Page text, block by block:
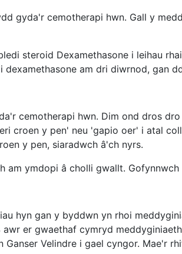
gyda'r cemotherapi hwn. Gall y
steroid Dexamethasone i leihau
am dri diwrnod, gan
cemotherapi hwn. Dim ond dros
croen y pen' neu 'gapio oer' i atal
y pen, siaradwch â'ch nyrs.
am ymdopi â cholli gwallt. Gofynnwch
hyn gan y byddwn yn rhoi
er gwaethaf cymryd
Velindre i gael cyngor. Mae'r